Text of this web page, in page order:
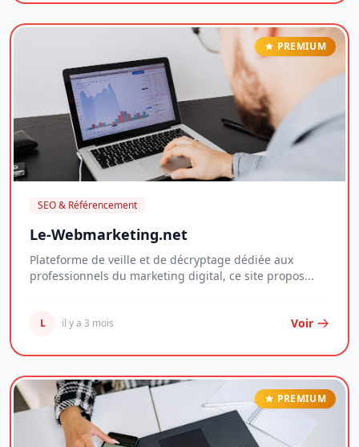
PREMIUM
SEO & Référencement
Le-Webmarketing.net
Plateforme de veille et de décryptage dédiée aux
professionnels du marketing digital, ce site propos...
L il y a 3 mois Voir
PREMIUM